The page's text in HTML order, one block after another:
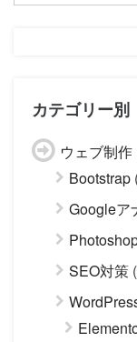
カテゴリー別
ウェブ制作
Bootstrap
Googleア
SEO対策